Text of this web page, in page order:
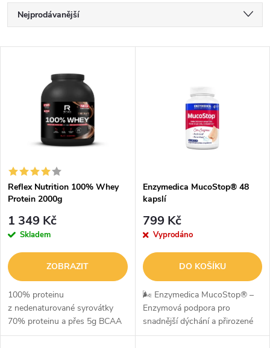
Ř
a
í
p
r
o
d
u
Nejprodávanější
Abecedně
s
p
r
o
d
u
Reflex Nutrition 100% Whey
Protein 2000g
1 349 Kč
Skladem
ZOBRAZIT
100% proteinu
z nedenaturované syrovátky
70% proteinu a přes 5g BCAA
na dávku BCAA v poměru 2:1:1
Enzymedica MucoStop® 48
kapslí
799 Kč
Vyprodáno
DO KOŠÍKU
🌬️ Enzymedica MucoStop® –
Enzymová podpora pro
snadnější dýchání a přirozené
odbourávání hlenuEnzymedica